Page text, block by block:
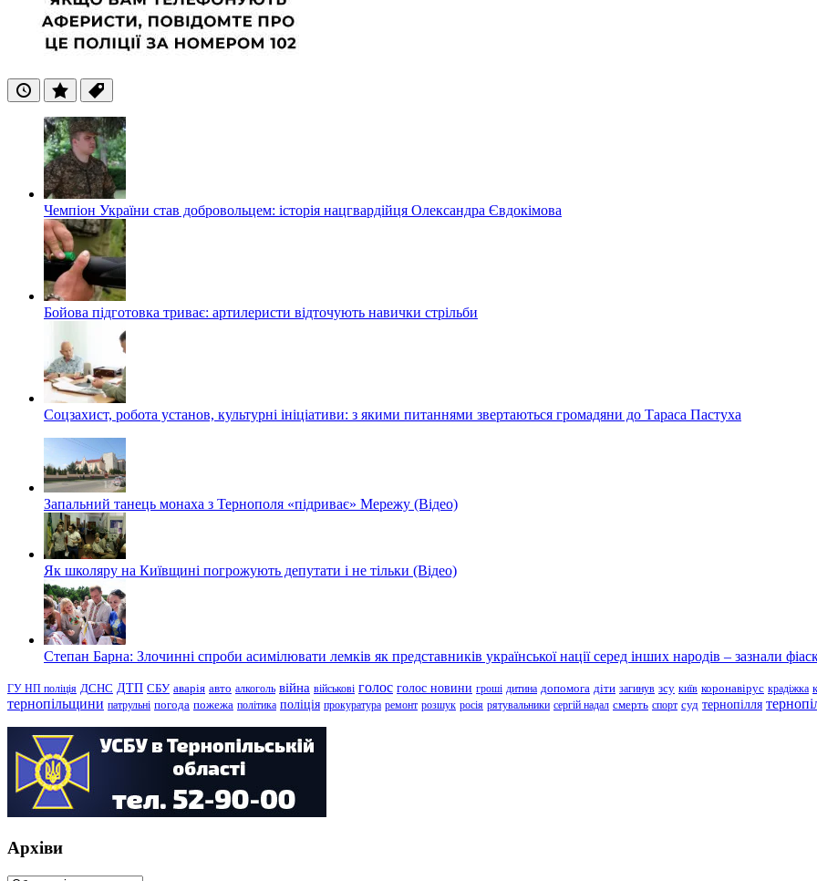
ОстанніПопулярні
Теги
Чемпіон України став добровольцем: історія нацгвардійця Олександра Євдокімова
Бойова підготовка триває: артилеристи відточують навички стрільби
Соцзахист, робота установ, культурні ініціативи: з якими питаннями звертаються громадяни до Тараса Пастуха
Запальний танець монаха з Тернополя «підриває» Мережу (Відео)
Як школяру на Київщині погрожують депутати і не тільки (Відео)
Степан Барна: Злочинні спроби асимілювати лемків як представників української нації серед інших народів – зазнали
ГУ НП поліція ДСНС ДТП СБУ аварія авто алкоголь війна військові голос голос новини гроші дитина допомога діти загинув зсу київ коронавірус крадіжка
тернопільщини патрульні погода пожежа політика поліція прокуратура ремонт розшук росія рятувальники сергій надал смерть спорт суд тернопілля
Архіви